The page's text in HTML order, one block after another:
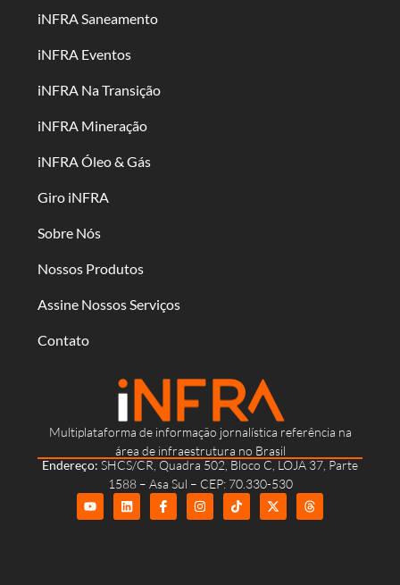
Multiplataforma de informação jornalística referência na
área de infraestrutura no Brasil
Endereço: SHCS/CR, Quadra 502, Bloco C, LOJA 37, Parte
1588 – Asa Sul – CEP: 70.330-530
iNFRA Saneamento
iNFRA Eventos
iNFRA Na Transição
iNFRA Mineração
iNFRA Óleo & Gás
Giro iNFRA
Sobre Nós
Nossos Produtos
Assine Nossos Serviços
Contato